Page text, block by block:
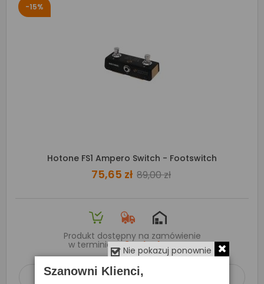
-15%
Hotone FS1 Ampero Switch - Footswitch
75,65 zł 89,00 zł
Produkt dostępny na zamówienie
w terminie2-3 dni roboczych
 Dodaj do koszyka
Nie pokazuj ponownie
Szanowni Klienci,